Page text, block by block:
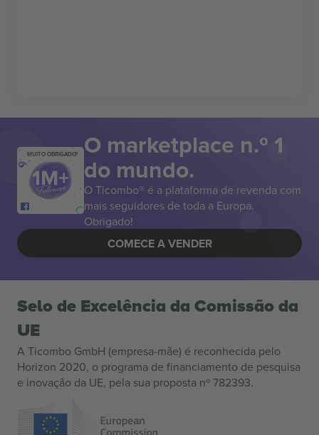
MUITO OBRIGADO! O marketplace n.º 1
do mundo.
O Ticombo® é a plataforma de revenda com
mais seguidores de toda a Europa.
Obrigado!
COMECE A VENDER
Selo de Excelência da Comissão da
UE
A Ticombo GmbH (empresa-mãe) é reconhecida pelo
Horizon 2020, o programa de financiamento de pesquisa
e inovação da UE, pela sua proposta nº 782393.